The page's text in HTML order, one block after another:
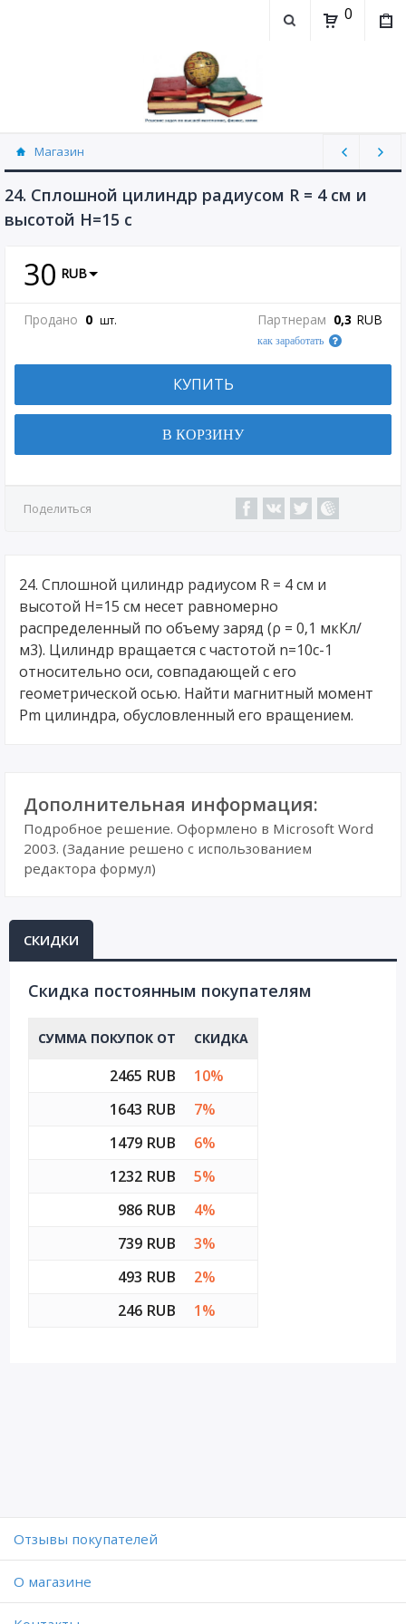
0
Магазин
Физика, химия (рассылаю Doc+PDF) (8689)
24. Сплошной цилиндр радиусом R = 4 см и
высотой H=15 с
30 RUB
Продано 0 шт. Партнерам 0,3 RUB
как заработать
КУПИТЬ
В КОРЗИНУ
Поделиться
24. Сплошной цилиндр радиусом R = 4 см и
высотой H=15 см несет равномерно
распределенный по объему заряд (ρ = 0,1 мкКл/
м3). Цилиндр вращается с частотой n=10с-1
относительно оси, совпадающей с его
геометрической осью. Найти магнитный момент
Pm цилиндра, обусловленный его вращением.
Дополнительная информация:
Подробное решение. Оформлено в Microsoft Word
2003. (Задание решено с использованием
редактора формул)
СКИДКИ
Cкидка постоянным покупателям
СУММА ПОКУПОК ОТ СКИДКА
2465 RUB
10%
1643 RUB
7%
1479 RUB
6%
1232 RUB
5%
986 RUB
4%
739 RUB
3%
493 RUB
2%
246 RUB
1%
Отзывы покупателей
O магазине